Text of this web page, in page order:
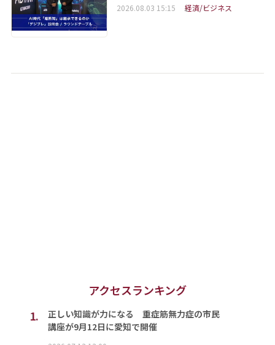
2026.08.03 15:15 経済/ビジネス
アクセスランキング
1.
正しい知識が力になる 重症筋無力症の市民
講座が9月12日に愛知で開催